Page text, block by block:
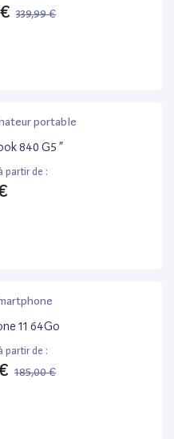
339,99 €
portable
840 G5 ”
partir de :
11 64Go
partir de :
185,00 €